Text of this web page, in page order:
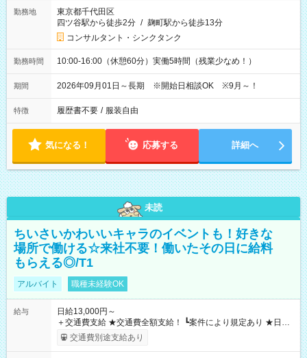
勤務地
東京都千代田区
四ツ谷駅から徒歩2分 / 麹町駅から徒歩13分
コンサルタント・シンクタンク
勤務時間 10:00-16:00（休憩60分）実働5時間（残業少なめ！）
期間 2026年09月01日～長期 ※開始日相談OK ※9月～！
特徴 履歴書不要 / 服装自由
気になる！ 応募する 詳細へ
未読
ちいさいかわいいキャラのイベントも！好きな
場所で働ける☆来社不要！働いたその日に給料
もらえる◎/T1
アルバイト 職種未経験OK
給与
日給13,000円～
＋交通費支給 ★交通費全額支給！ ┗案件により規定あり ★日払
いOK！（規定あり） ┗働いたその日に現金GET♪ お仕事後はコ
ンビニATMから 日払い分を引き落とせます！ 【試用期間】試
交通費別途支給あり